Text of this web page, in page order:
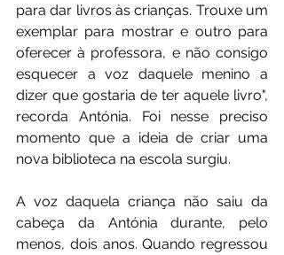
para dar livros às crianças. Trouxe um
exemplar para mostrar e outro para
oferecer à professora, e não consigo
esquecer a voz daquele menino a
dizer que gostaria de ter aquele livro",
recorda Antónia. Foi nesse preciso
momento que a ideia de criar uma
nova biblioteca na escola surgiu.
A voz daquela criança não saiu da
cabeça da Antónia durante, pelo
menos, dois anos. Quando regressou